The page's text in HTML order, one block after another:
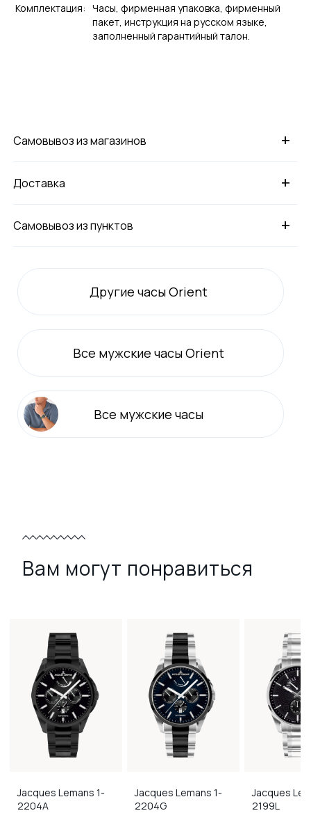
Комплектация: Часы, фирменная упаковка, фирменный
пакет, инструкция на русском языке,
заполненный гарантийный талон.
+
Самовывоз из магазинов
+
Доставка
+
Самовывоз из пунктов
Другие часы Orient
Все мужские часы Orient
Все мужские часы
Вам могут понравиться
Jacques Lemans 1-
2204A
Jacques Lemans 1-
2204G
Jacques
2199L